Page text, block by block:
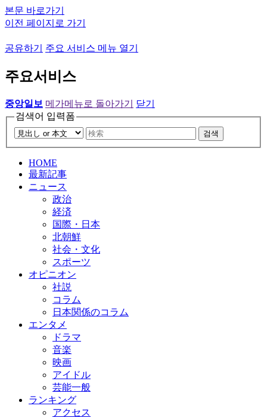
본문 바로가기
이전 페이지로 가기
공유하기 주요 서비스 메뉴 열기
주요서비스
중앙일보 메가메뉴로 돌아가기
닫기
검색어 입력폼
검색
HOME
最新記事
ニュース
政治
経済
国際・日本
北朝鮮
社会・文化
スポーツ
オピニオン
社説
コラム
日本関係のコラム
エンタメ
ドラマ
音楽
映画
アイドル
芸能一般
ランキング
アクセス